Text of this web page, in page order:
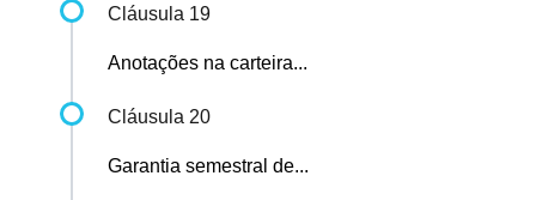
Cláusula 19
Anotações na carteira...
Cláusula 20
Garantia semestral de...